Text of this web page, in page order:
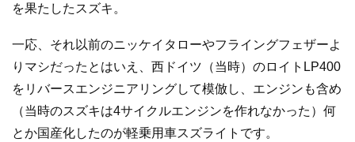
を果たしたスズキ。
一応、それ以前のニッケイタローやフライングフェザーよ
りマシだったとはいえ、西ドイツ（当時）のロイトLP400
をリバースエンジニアリングして模倣し、エンジンも含め
（当時のスズキは4サイクルエンジンを作れなかった）何
とか国産化したのが軽乗用車スズライトです。